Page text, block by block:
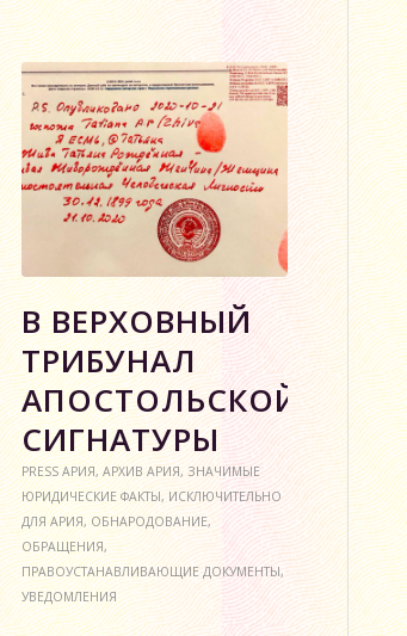
В ВЕРХОВНЫЙ
ТРИБУНАЛ
АПОСТОЛЬСКОЙ
СИГНАТУРЫ
PRESS АРИЯ,АРХИВ АРИЯ,ЗНАЧИМЫЕ
ЮРИДИЧЕСКИЕ ФАКТЫ,ИСКЛЮЧИТЕЛЬНО
ДЛЯ АРИЯ,ОБНАРОДОВАНИЕ,
ОБРАЩЕНИЯ,
ПРАВОУСТАНАВЛИВАЮЩИЕ ДОКУМЕНТЫ,
УВЕДОМЛЕНИЯ